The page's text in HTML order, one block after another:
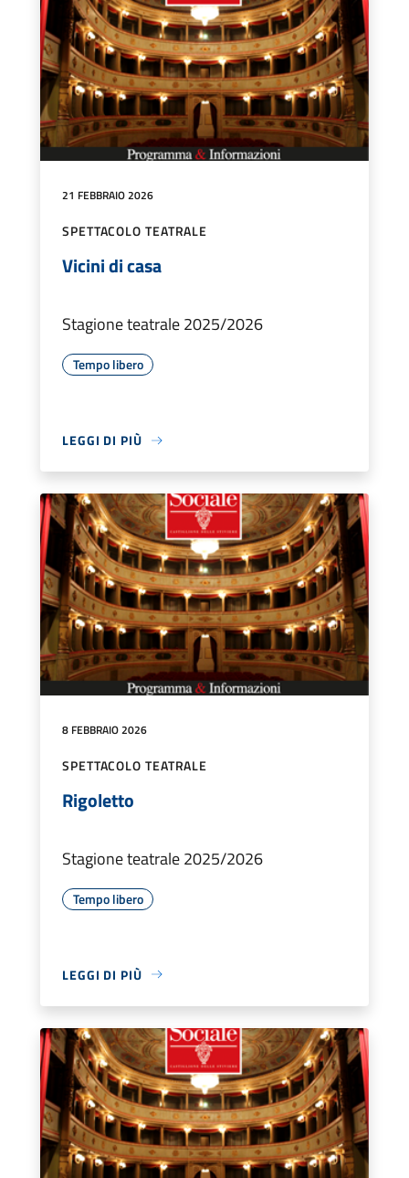
21 FEBBRAIO 2026
SPETTACOLO TEATRALE
Vicini di casa
Stagione teatrale 2025/2026
Tempo libero
LEGGI DI PIÙ
8 FEBBRAIO 2026
SPETTACOLO TEATRALE
Rigoletto
Stagione teatrale 2025/2026
Tempo libero
LEGGI DI PIÙ